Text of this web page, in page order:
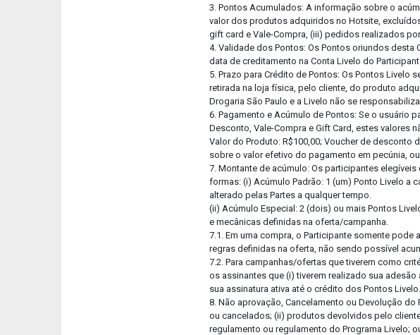
3. Pontos Acumulados: A informação sobre o
valor dos produtos adquiridos no Hotsite,
gift card e Vale-Compra, (iii) pedidos realizados
4. Validade dos Pontos: Os Pontos oriundos desta
data de creditamento na Conta Livelo do
5. Prazo para Crédito de Pontos: Os Pontos
retirada na loja física, pelo cliente, do produto
Drogaria São Paulo e a Livelo não se
6. Pagamento e Acúmulo de Pontos: Se o usuário
Desconto, Vale-Compra e Gift Card, estes valores
Valor do Produto: R$100,00; Voucher de desconto
sobre o valor efetivo do pagamento em pecúnia,
7. Montante de acúmulo: Os participantes
formas: (i) Acúmulo Padrão: 1 (um) Ponto Livelo a
alterado pelas Partes a qualquer tempo.
(ii) Acúmulo Especial: 2 (dois) ou mais Pontos
e mecânicas definidas na oferta/campanha.
7.1. Em uma compra, o Participante somente pode
regras definidas na oferta, não sendo possível
7.2. Para campanhas/ofertas que tiverem como
os assinantes que (i) tiverem realizado sua
sua assinatura ativa até o crédito dos Pontos Livelo.
8. Não aprovação, Cancelamento ou Devolução
ou cancelados; (ii) produtos devolvidos pelo
regulamento ou regulamento do Programa Livelo;
Anexe